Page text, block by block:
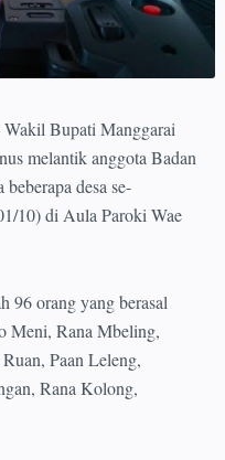
Bupati Manggarai
melantik anggota Badan
desa se-
10) di Aula Paroki Wae
96 orang yang berasal
Meni, Rana Mbeling,
Paan Leleng,
Rana Kolong,